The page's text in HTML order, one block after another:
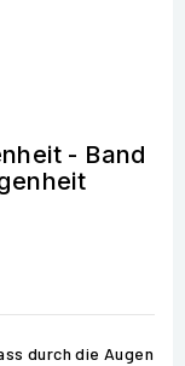
- Band
durch die Augen